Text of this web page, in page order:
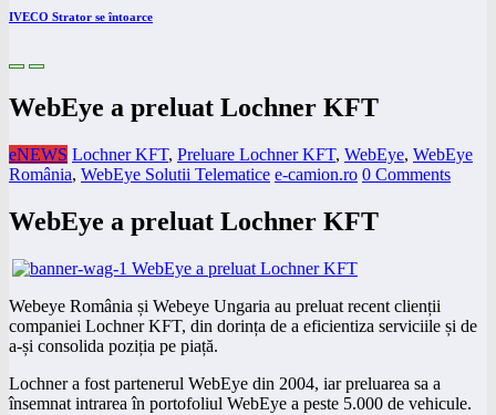
IVECO Strator se întoarce
WebEye a preluat Lochner KFT
eNEWS Lochner KFT, Preluare Lochner KFT, WebEye, WebEye
România, WebEye Solutii Telematice e-camion.ro 0 Comments
WebEye a preluat Lochner KFT
Webeye România și Webeye Ungaria au preluat recent clienții
companiei Lochner KFT, din dorința de a eficientiza serviciile și de
a-și consolida poziția pe piață.
Lochner a fost partenerul WebEye din 2004, iar preluarea sa a
însemnat intrarea în portofoliul WebEye a peste 5.000 de vehicule.